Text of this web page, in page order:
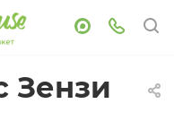
Зензи